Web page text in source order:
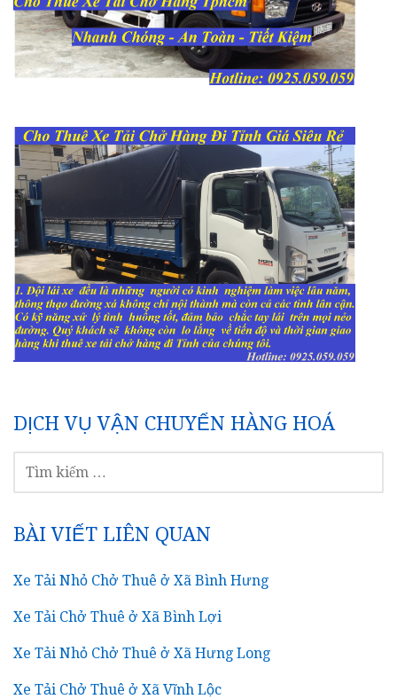
DỊCH VỤ VẬN CHUYỂN HÀNG HOÁ
KIẾM
BÀI VIẾT LIÊN QUAN
Xe Tải Nhỏ Chở Thuê ở Xã Bình Hưng
Xe Tải Chở Thuê ở Xã Bình Lợi
Xe Tải Nhỏ Chở Thuê ở Xã Hưng Long
Xe Tải Chở Thuê ở Xã Vĩnh Lộc